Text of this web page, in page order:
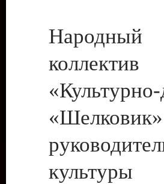
Народный